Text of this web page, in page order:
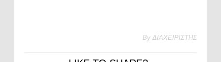
By ΔΙΑΧΕΙΡΙΣΤΗΣ